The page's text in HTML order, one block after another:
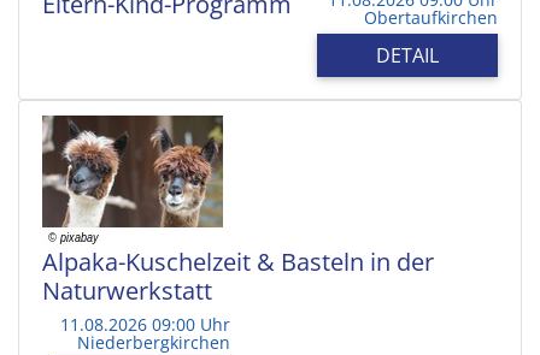
Obertaufkirchen
DETAIL
Alpaka-Kuschelzeit & Basteln in der
Naturwerkstatt
11.08.2026 09:00 Uhr
Niederbergkirchen